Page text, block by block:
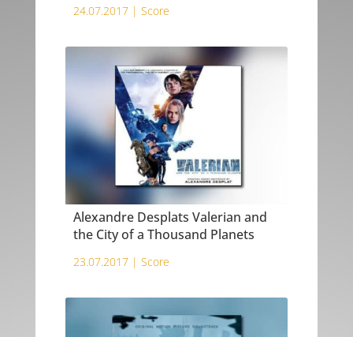
24.07.2017 | Score
Alexandre Desplats Valerian and
the City of a Thousand Planets
23.07.2017 | Score